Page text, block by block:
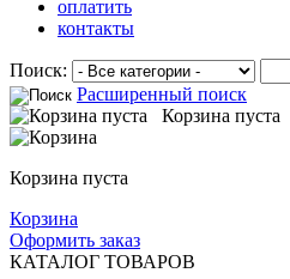
оплатить
контакты
Поиск:
Расширенный поиск
Корзина пуста
Корзина пуста
Корзина
Оформить заказ
КАТАЛОГ ТОВАРОВ